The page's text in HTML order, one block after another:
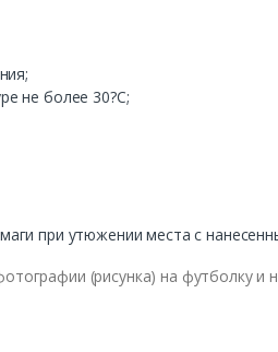
;
не более 30?С;
при утюжении места с
(рисунка)на футболкуи